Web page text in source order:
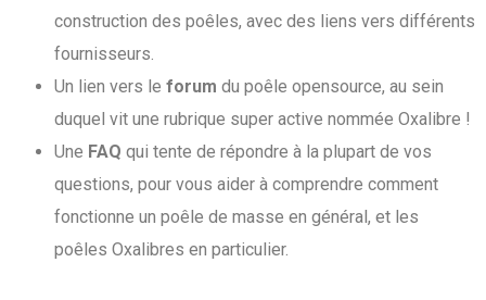
construction des poêles, avec des liens vers différents
fournisseurs.
Un lien vers le forum du poêle opensource, au sein
duquel vit une rubrique super active nommée Oxalibre !
Une FAQ qui tente de répondre à la plupart de vos
questions, pour vous aider à comprendre comment
fonctionne un poêle de masse en général, et les
poêles Oxalibres en particulier.